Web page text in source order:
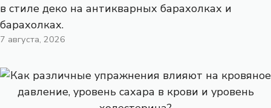
в стиле деко на антикварных барахолках и
барахолках.
7 августа, 2026